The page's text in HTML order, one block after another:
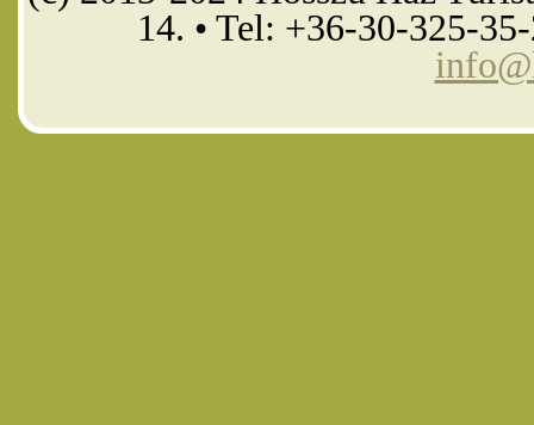
14. • Tel: +36-30-325-